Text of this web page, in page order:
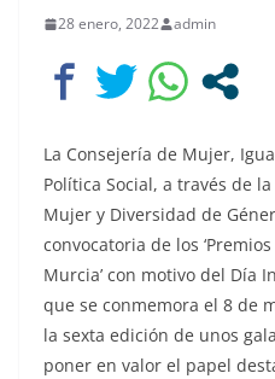
28 enero, 2022 admin
La Consejería de Mujer,
Política Social, a través de
Mujer y Diversidad de
convocatoria de los
Murcia’ con motivo del Día
que se conmemora el 8 de
la sexta edición de unos
poner en valor el papel